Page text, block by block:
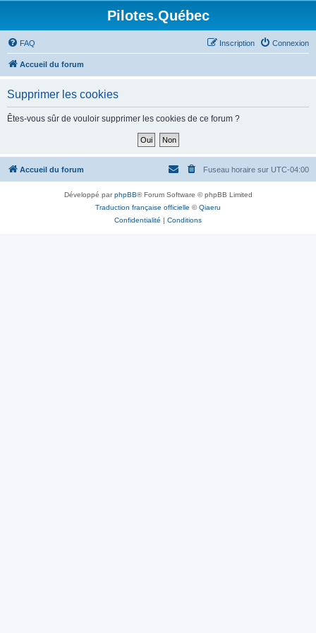
Pilotes.Québec
FAQ Connexion
Inscription
Accueil du forum
Supprimer les cookies
Êtes-vous sûr de vouloir supprimer les cookies de ce forum ?
Accueil du forum Fuseau horaire sur UTC-04:00
Développé parphpBB® Forum Software © phpBB Limited
Traduction française officielle ©Qiaeru
Confidentialité | Conditions